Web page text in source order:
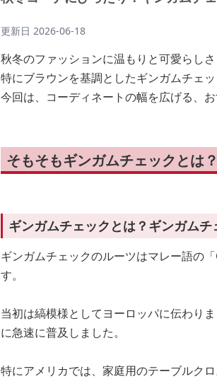
更新日 2026-06-18
秋冬のファッションに温もりと可愛らし
特にブラウンを基調としたギンガムチェ
今回は、コーディネートの幅を広げる、
そもそもギンガムチェックとは？
ギンガムチェックとは？ギンガムチ
ギンガムチェックのルーツはマレー語の
す。
当初は縞模様としてヨーロッパに伝わり
に急速に普及しました。
特にアメリカでは、家庭用のテーブルク